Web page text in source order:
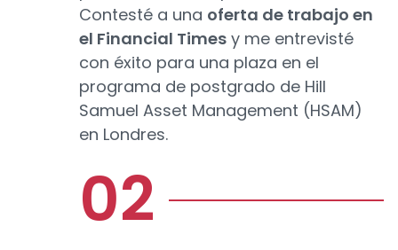
Contesté a una oferta de trabajo en
el Financial Times y me entrevisté
con éxito para una plaza en el
programa de postgrado de Hill
Samuel Asset Management (HSAM)
en Londres.